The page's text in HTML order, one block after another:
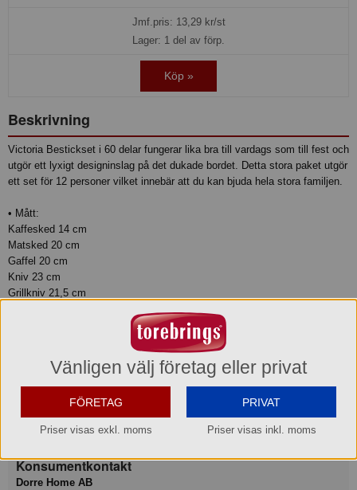
Jmf.pris: 13,29kr/st
Lager: 1 del av förp.
Köp »
Beskrivning
Victoria Bestickset i 60 delar fungerar lika bra till vardags som till fest och
utgör ett lyxigt designinslag på det dukade bordet. Detta stora paket utgör
ett set för 12 personer vilket innebär att du kan bjuda hela stora familjen.
• Mått:
Kaffesked 14 cm
Matsked 20 cm
Gaffel 20 cm
Kniv 23 cm
Grillkniv 21,5 cm
Produktinformation
Varumärke
Dorre®
Konsumentkontakt
Dorre Home AB
Vänligen välj företag eller privat
FÖRETAG
Priser visas exkl. moms
PRIVAT
Priser visas inkl. moms